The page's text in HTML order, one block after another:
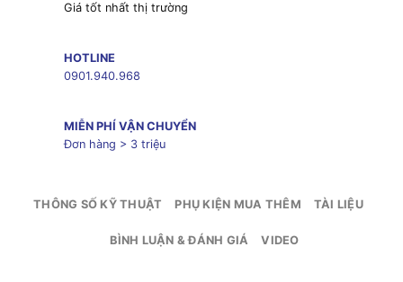
Giá tốt nhất thị trường
HOTLINE
0901.940.968
MIỄN PHÍ VẬN CHUYỂN
Đơn hàng > 3 triệu
THÔNG SỐ KỸ THUẬT PHỤ KIỆN MUA THÊM TÀI LIỆU
BÌNH LUẬN & ĐÁNH GIÁ VIDEO